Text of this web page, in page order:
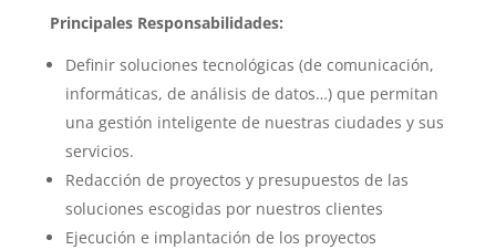
Principales Responsabilidades:
Definir soluciones tecnológicas (de comunicación,
informáticas, de análisis de datos…) que permitan
una gestión inteligente de nuestras ciudades y sus
servicios.
Redacción de proyectos y presupuestos de las
soluciones escogidas por nuestros clientes
Ejecución e implantación de los proyectos